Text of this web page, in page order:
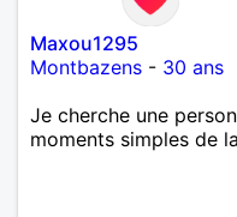
Maxou1295
Montbazens - 30 ans
Je cherche une
moments simples de